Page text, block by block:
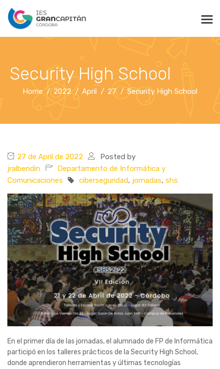
Security High School
Home 2022 April 27 Security High School
27 de April de 2022
Posted by
jralbendin
Departamento de Informática y
Comunicaciones
ciberseguridad, jornadas, shs
En el primer día de las jornadas, el alumnado de FP de Informática
participó en los talleres prácticos de la Security High School,
donde aprendieron herramientas y últimas tecnologías